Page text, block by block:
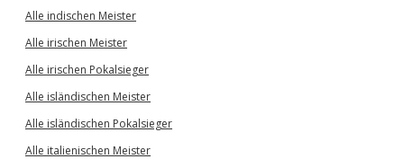
Alle indischen Meister
Alle irischen Meister
Alle irischen Pokalsieger
Alle isländischen Meister
Alle isländischen Pokalsieger
Alle italienischen Meister